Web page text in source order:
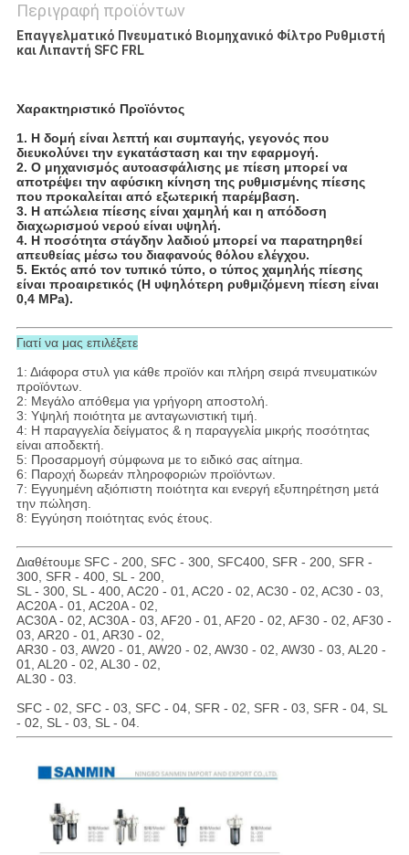
Περιγραφή προϊόντων
Επαγγελματικό Πνευματικό Βιομηχανικό Φίλτρο Ρυθμιστή
και Λιπαντή SFC FRL
Χαρακτηριστικό Προϊόντος
1. Η δομή είναι λεπτή και συμπαγής, γεγονός που
διευκολύνει την εγκατάσταση και την εφαρμογή.
2. Ο μηχανισμός αυτοασφάλισης με πίεση μπορεί να
αποτρέψει την αφύσικη κίνηση της ρυθμισμένης πίεσης
που προκαλείται από εξωτερική παρέμβαση.
3. Η απώλεια πίεσης είναι χαμηλή και η απόδοση
διαχωρισμού νερού είναι υψηλή.
4. Η ποσότητα στάγδην λαδιού μπορεί να παρατηρηθεί
απευθείας μέσω του διαφανούς θόλου ελέγχου.
5. Εκτός από τον τυπικό τύπο, ο τύπος χαμηλής πίεσης
είναι προαιρετικός (Η υψηλότερη ρυθμιζόμενη πίεση είναι
0,4 MPa).
Γιατί να μας επιλέξετε
1: Διάφορα στυλ για κάθε προϊόν και πλήρη σειρά πνευματικών
προϊόντων.
2: Μεγάλο απόθεμα για γρήγορη αποστολή.
3: Υψηλή ποιότητα με ανταγωνιστική τιμή.
4: Η παραγγελία δείγματος & η παραγγελία μικρής ποσότητας
είναι αποδεκτή.
5: Προσαρμογή σύμφωνα με το ειδικό σας αίτημα.
6: Παροχή δωρεάν πληροφοριών προϊόντων.
7: Εγγυημένη αξιόπιστη ποιότητα και ενεργή εξυπηρέτηση μετά
την πώληση.
8: Εγγύηση ποιότητας ενός έτους.
Διαθέτουμε SFC - 200, SFC - 300, SFC400, SFR - 200, SFR -
300, SFR - 400, SL - 200,
SL - 300, SL - 400, AC20 - 01, AC20 - 02, AC30 - 02, AC30 - 03,
AC20A - 01, AC20A - 02,
AC30A - 02, AC30A - 03, AF20 - 01, AF20 - 02, AF30 - 02, AF30 -
03, AR20 - 01, AR30 - 02,
AR30 - 03, AW20 - 01, AW20 - 02, AW30 - 02, AW30 - 03, AL20 -
01, AL20 - 02, AL30 - 02,
AL30 - 03.
SFC - 02, SFC - 03, SFC - 04, SFR - 02, SFR - 03, SFR - 04, SL
- 02, SL - 03, SL - 04.